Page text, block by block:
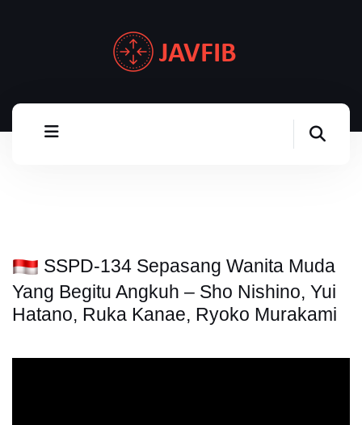
SSPD-134 Sepasang Wanita Muda
Yang Begitu Angkuh – Sho Nishino, Yui
Hatano, Ruka Kanae, Ryoko Murakami